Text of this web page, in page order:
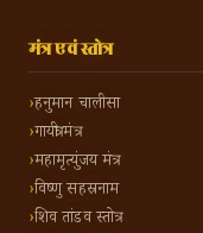
मंत्र एवं स्तोत्र
हनुमान चालीसा
गायत्री मंत्र
महामृत्युंजय मंत्र
विष्णु सहस्रनाम
शिव तांडव स्तोत्र